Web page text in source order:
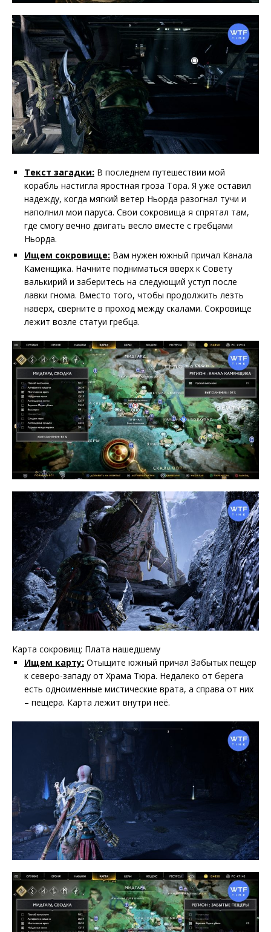
Текст загадки: В последнем путешествии мой
корабль настигла яростная гроза Тора. Я уже оставил
надежду, когда мягкий ветер Ньорда разогнал тучи и
наполнил мои паруса. Свои сокровища я спрятал там,
где смогу вечно двигать весло вместе с гребцами
Ньорда.
Ищем сокровище: Вам нужен южный причал Канала
Каменщика. Начните подниматься вверх к Совету
валькирий и заберитесь на следующий уступ после
лавки гнома. Вместо того, чтобы продолжить лезть
наверх, сверните в проход между скалами. Сокровище
лежит возле статуи гребца.
Карта сокровищ: Плата нашедшему
Ищем карту: Отыщите южный причал Забытых пещер
к северо-западу от Храма Тюра. Недалеко от берега
есть одноименные мистические врата, а справа от них
– пещера. Карта лежит внутри неё.